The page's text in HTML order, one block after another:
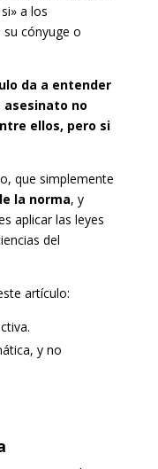
a los
cónyuge o
da a entender
asesinato no
ellos, pero si
que simplemente
la norma, y
aplicar las leyes
del
artículo:
y no